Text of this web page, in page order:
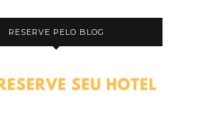
RESERVE PELO BLOG